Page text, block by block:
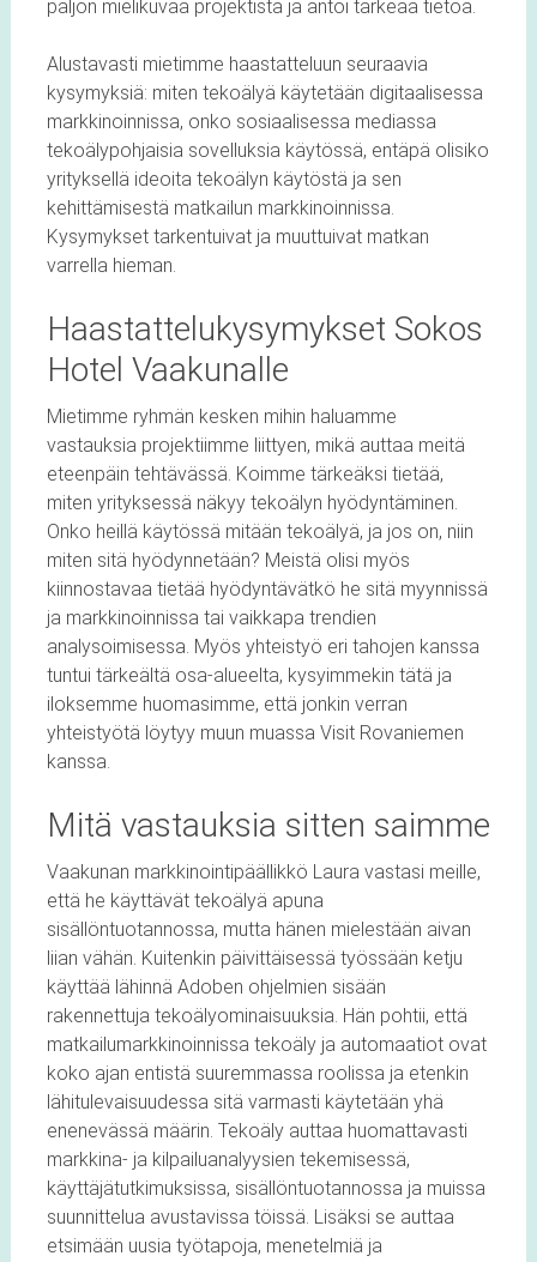
paljon mielikuvaa projektista ja antoi tärkeää tietoa.
Alustavasti mietimme haastatteluun seuraavia
kysymyksiä: miten tekoälyä käytetään digitaalisessa
markkinoinnissa, onko sosiaalisessa mediassa
tekoälypohjaisia sovelluksia käytössä, entäpä olisiko
yrityksellä ideoita tekoälyn käytöstä ja sen
kehittämisestä matkailun markkinoinnissa.
Kysymykset tarkentuivat ja muuttuivat matkan
varrella hieman.
Haastattelukysymykset Sokos
Hotel Vaakunalle
Mietimme ryhmän kesken mihin haluamme
vastauksia projektiimme liittyen, mikä auttaa meitä
eteenpäin tehtävässä. Koimme tärkeäksi tietää,
miten yrityksessä näkyy tekoälyn hyödyntäminen.
Onko heillä käytössä mitään tekoälyä, ja jos on, niin
miten sitä hyödynnetään? Meistä olisi myös
kiinnostavaa tietää hyödyntävätkö he sitä myynnissä
ja markkinoinnissa tai vaikkapa trendien
analysoimisessa. Myös yhteistyö eri tahojen kanssa
tuntui tärkeältä osa-alueelta, kysyimmekin tätä ja
iloksemme huomasimme, että jonkin verran
yhteistyötä löytyy muun muassa Visit Rovaniemen
kanssa.
Mitä vastauksia sitten saimme
Vaakunan markkinointipäällikkö Laura vastasi meille,
että he käyttävät tekoälyä apuna
sisällöntuotannossa, mutta hänen mielestään aivan
liian vähän. Kuitenkin päivittäisessä työssään ketju
käyttää lähinnä Adoben ohjelmien sisään
rakennettuja tekoälyominaisuuksia. Hän pohtii, että
matkailumarkkinoinnissa tekoäly ja automaatiot ovat
koko ajan entistä suuremmassa roolissa ja etenkin
lähitulevaisuudessa sitä varmasti käytetään yhä
enenevässä määrin. Tekoäly auttaa huomattavasti
markkina- ja kilpailuanalyysien tekemisessä,
käyttäjätutkimuksissa, sisällöntuotannossa ja muissa
suunnittelua avustavissa töissä. Lisäksi se auttaa
etsimään uusia työtapoja, menetelmiä ja